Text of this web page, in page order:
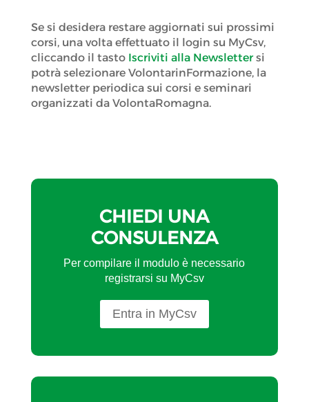
Se si desidera restare aggiornati sui prossimi
corsi, una volta effettuato il login su MyCsv,
cliccando il tasto Iscriviti alla Newslettersi
potrà selezionare VolontarinFormazione, la
newsletter periodica sui corsi e seminari
organizzati da VolontaRomagna.
CHIEDI UNA
CONSULENZA
Per compilare il modulo è necessario
registrarsi su MyCsv
Entra in MyCsv